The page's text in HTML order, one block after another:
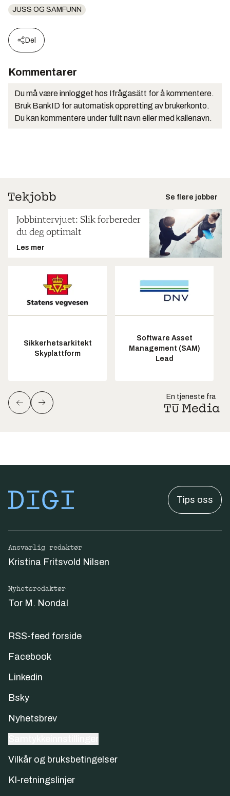
JUSS OG SAMFUNN
Del
Kommentarer
Du må være innlogget hos Ifrågasätt for å kommentere.
Bruk BankID for automatisk oppretting av brukerkonto.
Du kan kommentere under fullt navn eller med kallenavn.
Se flere jobber
Jobbintervjuet: Slik forbereder
du deg optimalt
Les mer
Sikkerhetsarkitekt
Skyplattform
Software Asset
Management (SAM)
Lead
En tjeneste fra
Tips oss
Ansvarlig redaktør
Kristina Fritsvold Nilsen
Nyhetsredaktør
Tor M. Nondal
RSS-feed forside
Facebook
Linkedin
Bsky
Nyhetsbrev
Vilkår og bruksbetingelser
KI-retningslinjer